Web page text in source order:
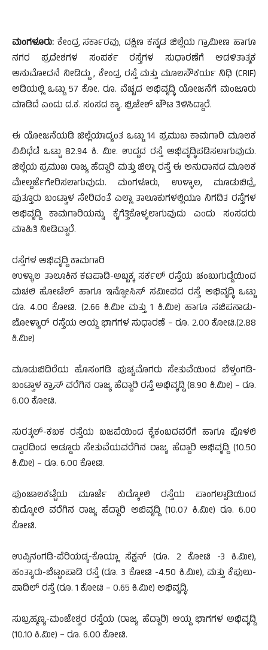
ಮಂಗಳೂರು: ಕೇಂದ್ರ ಸರ್ಕಾರವು, ದಕ್ಷಿಣ ಕನ್ನಡ ಜಿಲ್ಲೆಯ ಗ್ರಾಮೀಣ ಹಾಗೂ
ನಗರ ಪ್ರದೇಶಗಳ ಸಂಪರ್ಕ ರಸ್ತೆಗಳ ಸುಧಾರಣೆಗೆ ಆಡಳಿತಾತ್ಮಕ
ಅನುಮೋದನೆ ನೀಡಿದ್ದು , ಕೇಂದ್ರ ರಸ್ತೆ ಮತ್ತು ಮೂಲಸೌಕರ್ಯ ನಿಧಿ (CRIF)
ಅಡಿಯಲ್ಲಿ ಒಟ್ಟು 57 ಕೋ. ರೂ. ವೆಚ್ಚದ ಅಭಿವೃದ್ಧಿ ಯೋಜನೆಗೆ ಮಂಜೂರು
ಮಾಡಿದೆ ಎಂದು ದ.ಕ. ಸಂಸದ ಕ್ಯಾ. ಬ್ರಿಜೇಶ್ ಚೌಟ ತಿಳಿಸಿದ್ದಾರೆ.
ಈ ಯೋಜನೆಯಡಿ ಜಿಲ್ಲೆಯಾದ್ಯಂತ ಒಟ್ಟು 14 ಪ್ರಮುಖ ಕಾಮಗಾರಿ ಮೂಲಕ
ವಿವಿಧೆಡೆ ಒಟ್ಟು 82.94 ಕಿ. ಮೀ. ಉದ್ದದ ರಸ್ತೆ ಅಭಿವೃದ್ಧಿಪಡಿಸಲಾಗುವುದು.
ಜಿಲ್ಲೆಯ ಪ್ರಮುಖ ರಾಜ್ಯ ಹೆದ್ದಾರಿ ಮತ್ತು ಜಿಲ್ಲಾ ರಸ್ತೆ ಈ ಅನುದಾನದ ಮೂಲಕ
ಮೇಲ್ದರ್ಜೆಗೇರಿಸಲಾಗುವುದು. ಮಂಗಳೂರು, ಉಳ್ಳಾಲ, ಮೂಡುಬಿದ್ರೆ,
ಪುತ್ತೂರು ಬಂಟ್ವಾಳ ಸೇರಿದಂತೆ ಎಲ್ಲಾ ತಾಲೂಕುಗಳಲ್ಲಿಯೂ ನಿಗದಿತ ರಸ್ತೆಗಳ
ಅಭಿವೃದ್ದಿ ಕಾಮಗಾರಿಯನ್ನು ಕೈಗೆತ್ತಿಕೊಳ್ಳಲಾಗುವುದು ಎಂದು ಸಂಸದರು
ಮಾಹಿತಿ ನೀಡಿದ್ದಾರೆ.
ರಸ್ತೆಗಳ ಅಭಿವೃದ್ದಿ ಕಾಮಗಾರಿ
ಉಳ್ಳಾಲ ತಾಲೂಕಿನ ಕಟಪಾಡಿ-ಅಬ್ಬಕ್ಕ ಸರ್ಕಲ್ ರಸ್ತೆಯ ಚಂಬುಗುಡ್ಡೆಯಿಂದ
ಮಚಲಿ ಹೋಟೆಲ್ ಹಾಗೂ ಇನ್ಫೋಸಿಸ್ ಸಮೀಪದ ರಸ್ತೆ ಅಭಿವೃದ್ಧಿ ಒಟ್ಟು
ರೂ. 4.00 ಕೋಟಿ. (2.66 ಕಿ.ಮೀ ಮತ್ತು 1 ಕಿ.ಮೀ) ಹಾಗೂ ಸಜಿಪನಾಡು-
ಬೋಳ್ಯಾರ್ ರಸ್ತೆಯ ಆಯ್ದ ಭಾಗಗಳ ಸುಧಾರಣೆ – ರೂ. 2.00 ಕೋಟಿ.(2.88
ಕಿ.ಮೀ)
ಮೂಡುಬಿದಿರೆಯ ಹೊಸಂಗಡಿ ಪುಚ್ಚಮೊಗರು ಸೇತುವೆಯಿಂದ ಬೆಳ್ತಂಗಡಿ-
ಬಂಟ್ವಾಳ ಕ್ರಾಸ್ ವರೆಗಿನ ರಾಜ್ಯ ಹೆದ್ದಾರಿ ರಸ್ತೆ ಅಭಿವೃದ್ದಿ (8.90 ಕಿ.ಮೀ) – ರೂ.
6.00 ಕೋಟಿ.
ಸುರತ್ಕಲ್-ಕಬಕ ರಸ್ತೆಯ ಬಜಪೆಯಿಂದ ಕೈಕಂಬದವರೆಗೆ ಹಾಗೂ ಪೊಳಲಿ
ದ್ವಾರದಿಂದ ಅಡ್ಡೂರು ಸೇತುವೆಯವರೆಗಿನ ರಾಜ್ಯ ಹೆದ್ದಾರಿ ಅಭಿವೃದ್ದಿ (10.50
ಕಿ.ಮೀ) – ರೂ. 6.00 ಕೋಟಿ.
ಪುಂಜಾಲಕಟ್ಟೆಯ ಮೂರ್ಜೆ ಕುದ್ಕೋಲಿ ರಸ್ತೆಯ ಪಾಂಗಲ್ಪಾಡಿಯಿಂದ
ಕುದ್ಕೋಲಿ ವರೆಗಿನ ರಾಜ್ಯ ಹೆದ್ದಾರಿ ಅಬಿವೃದ್ದಿ (10.07 ಕಿ.ಮೀ) ರೂ. 6.00
ಕೋಟಿ.
ಉಪ್ಪಿನಂಗಡಿ-ಪೆರಿಯಡ್ಕ-ಕೊಯ್ಲಾ ಸೆಕ್ಷನ್ (ರೂ. 2 ಕೋಟಿ -3 ಕಿ.ಮೀ),
ಹಂತ್ಯಾರು-ಬೆಟ್ಟಂಪಾಡಿ ರಸ್ತೆ (ರೂ. 3 ಕೋಟಿ -4.50 ಕಿ.ಮೀ), ಮತ್ತು ಕೆಪುಲು-
ಪಾದಿಲ್ ರಸ್ತೆ (ರೂ. 1 ಕೋಟಿ – 0.65 ಕಿ.ಮೀ) ಅಭಿವೃದ್ಧಿ.
ಸುಬ್ರಹ್ಮಣ್ಯ-ಮಂಜೇಶ್ವರ ರಸ್ತೆಯ (ರಾಜ್ಯ ಹೆದ್ದಾರಿ) ಆಯ್ದ ಭಾಗಗಳ ಅಭಿವೃದ್ದಿ
(10.10 ಕಿ.ಮೀ) – ರೂ. 6.00 ಕೋಟಿ.